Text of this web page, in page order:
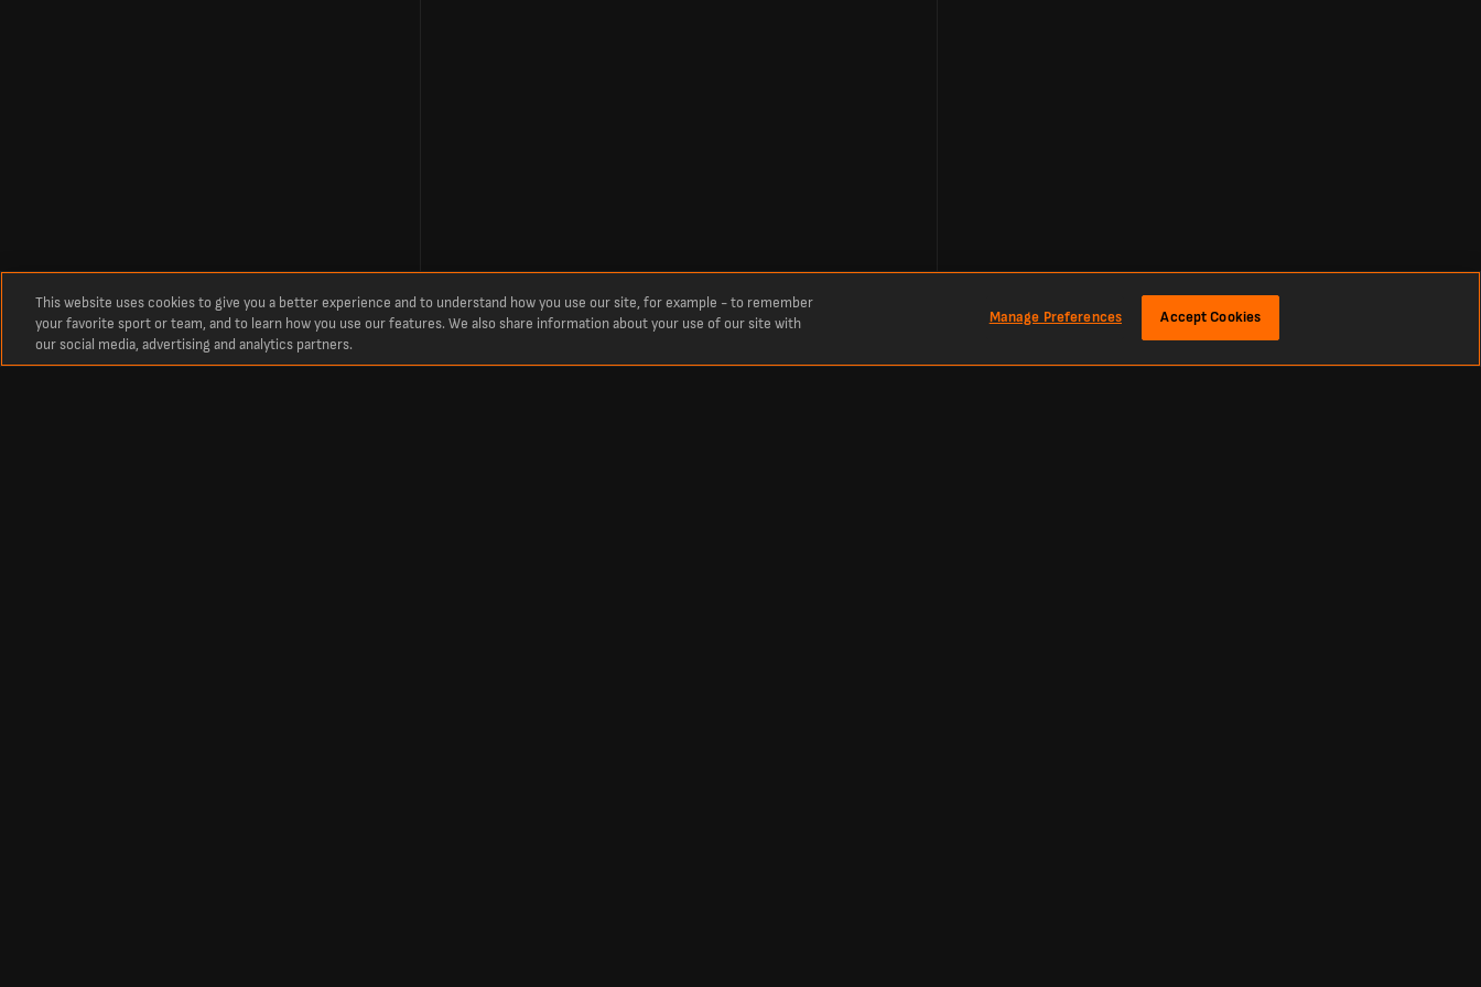
This website uses cookies to give you a better experience and to understand how you use our site, for example - to remember
your favorite sport or team, and to learn how you use our features. We also share information about your use of our site with
our social media, advertising and analytics partners.
Manage Preferences Accept Cookies